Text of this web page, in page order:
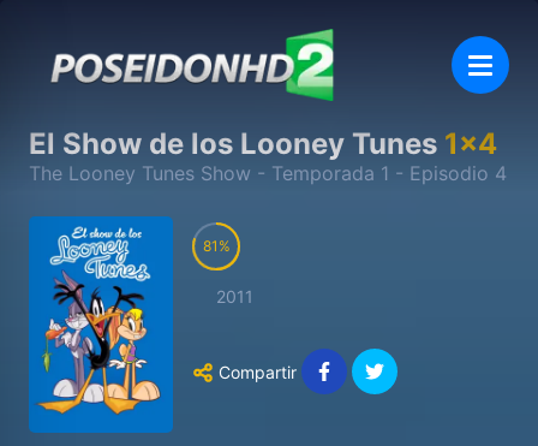
El Show de los Looney Tunes 1x4
The Looney Tunes Show - Temporada 1 - Episodio 4
81
2011
Compartir